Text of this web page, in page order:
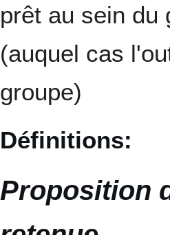
prêt au sein du
(auquel cas
groupe)
Définitions:
Proposition